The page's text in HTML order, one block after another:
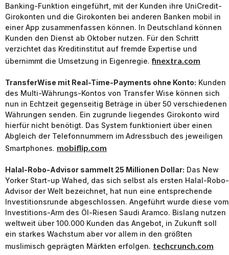
Banking-Funktion eingeführt, mit der Kunden ihre UniCredit-
Girokonten und die Girokonten bei anderen Banken mobil in
einer App zusammenfassen können. In Deutschland können
Kunden den Dienst ab Oktober nutzen. Für den Schritt
verzichtet das Kreditinstitut auf fremde Expertise und
übernimmt die Umsetzung in Eigenregie.finextra.com
TransferWise mit Real-Time-Payments ohne Konto: Kunden
des Multi-Währungs-Kontos von Transfer Wise können sich
nun in Echtzeit gegenseitig Beträge in über 50 verschiedenen
Währungen senden. Ein zugrunde liegendes Girokonto wird
hierfür nicht benötigt. Das System funktioniert über einen
Abgleich der Telefonnummern im Adressbuch des jeweiligen
Smartphones. mobiflip.com
Halal-Robo-Advisor sammelt 25 Millionen Dollar: Das New
Yorker Start-up Wahed, das sich selbst als ersten Halal-Robo-
Advisor der Welt bezeichnet, hat nun eine entsprechende
Investitionsrunde abgeschlossen. Angeführt wurde diese vom
Investitions-Arm des Öl-Riesen Saudi Aramco. Bislang nutzen
weltweit über 100.000 Kunden das Angebot, in Zukunft soll
ein starkes Wachstum aber vor allem in den größten
muslimisch geprägten Märkten erfolgen. techcrunch.com